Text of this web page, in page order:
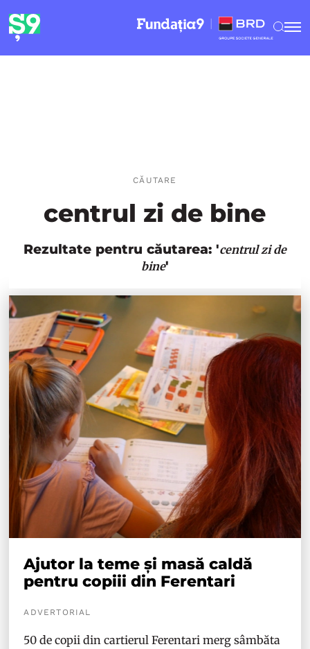
CĂUTARE
centrul zi de bine
Rezultate pentru căutarea: 'centrul zi de
bine'
Ajutor la teme și masă caldă
pentru copiii din Ferentari
ADVERTORIAL
50 de copii din cartierul Ferentari merg sâmbăta